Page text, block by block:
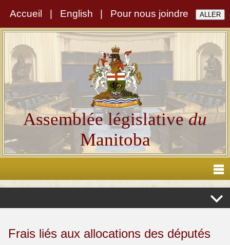
Accueil English Pour nous joindre
Assemblée législativedu
Manitoba
Frais liés aux allocations des députés